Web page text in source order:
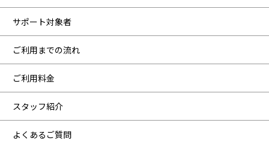
サポート対象者
ご利用までの流れ
ご利用料金
スタッフ紹介
よくあるご質問